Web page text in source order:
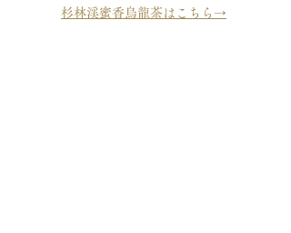
杉林渓蜜香烏龍茶はこちら→